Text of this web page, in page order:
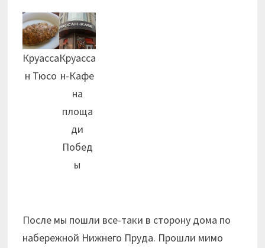
Круасса
н Тюсо
Круасса
н-Кафе
на
площа
ди
Побед
ы
После мы пошли все-таки в сторону дома по
набережной Нижнего Пруда. Прошли мимо